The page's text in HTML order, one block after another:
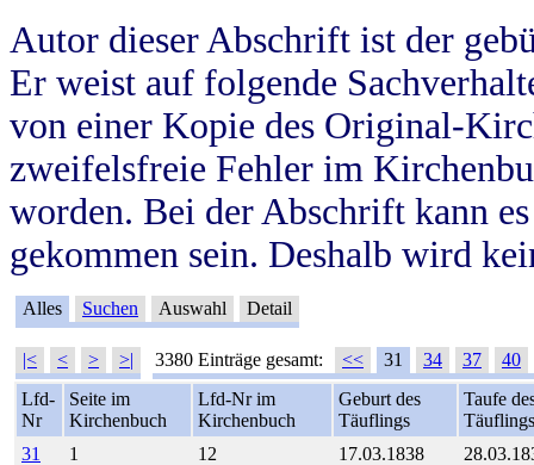
Autor dieser Abschrift ist der
Er weist auf folgende
von einer Kopie des Original-
zweifelsfreie Fehler im
worden. Bei der Abschrift kann
gekommen sein. Deshalb wird
Alles Suchen Auswahl Detail
|< < > >| 3380 Einträge gesamt: << 31 34 37
40
Lfd-
Nr
Seite im
Kirchenbuch
Lfd-Nr im
Kirchenbuch
Geburt des
Täuflings
Taufe
Täuflings
31
1 12 17.03.1838